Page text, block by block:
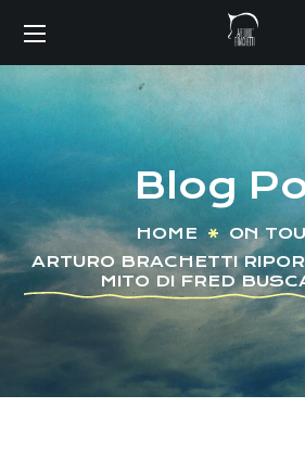
Blog
HOME
ON
ARTURO BRACHETTI
MITO DI FRED